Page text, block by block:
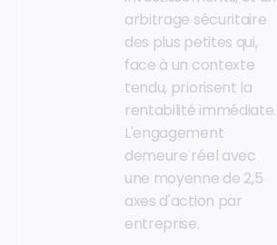
arbitrage sécuritaire
des plus petites qui,
face à un contexte
tendu, priorisent la
rentabilité immédiate.
L'engagement
demeure réel avec
une moyenne de 2,5
axes d'action par
entreprise.